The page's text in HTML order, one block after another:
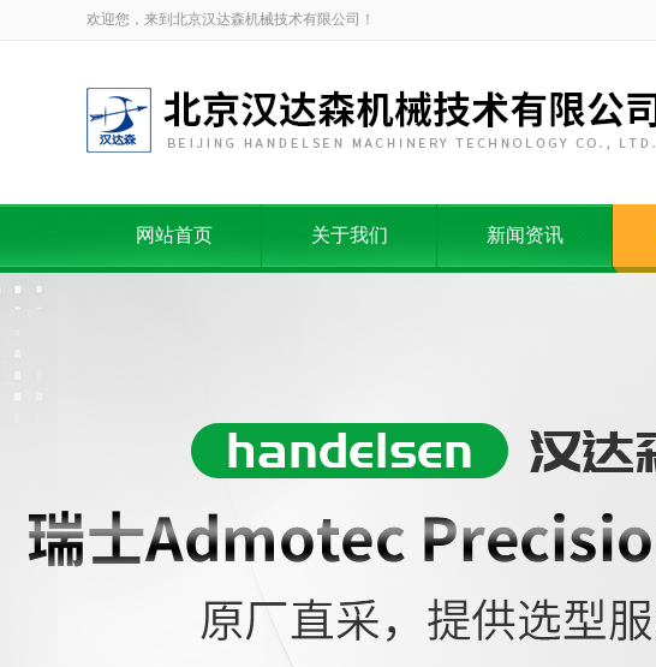
欢迎您，来到北京汉达森机械技术有限公司！
网站首页 关于我们 新闻资讯